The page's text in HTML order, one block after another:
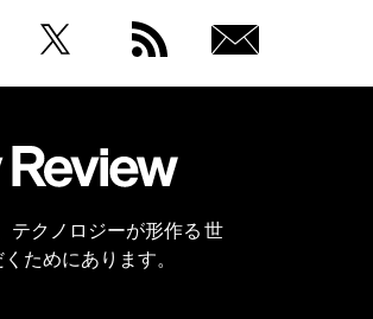
会員
テクノロジーが形作る 世
ためにあります。